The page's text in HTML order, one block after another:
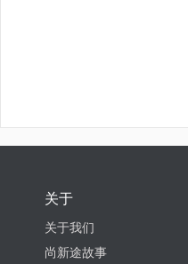
关于
关于我们
尚新途故事